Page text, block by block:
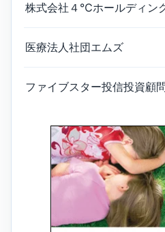
株式会社４℃ホールディン
医療法人社団エムズ
ファイブスター投信投資顧